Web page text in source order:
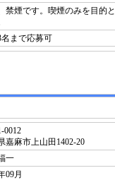
禁煙です。喫煙のみを目的
まで応募可
0012
嘉麻市上山田1402-20
一
09月